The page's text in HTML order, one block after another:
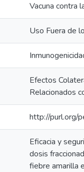
Vacuna contra
Uso Fuera de
Efectos
Relacionados
http://purl.org/
Eficacia y
dosis
fiebre amarilla